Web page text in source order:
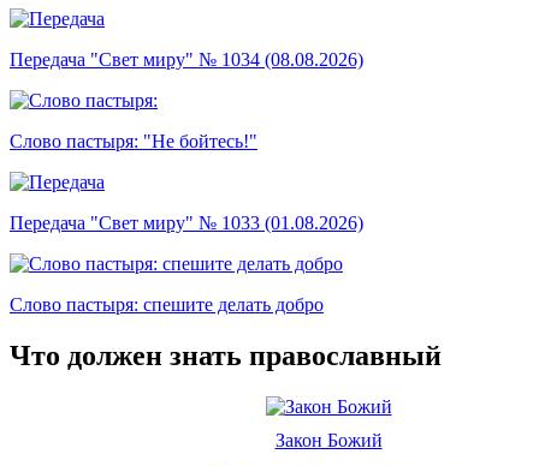
Передача "Свет миру" № 1034 (08.08.2026)
Слово пастыря: "Не бойтесь!"
Передача "Свет миру" № 1033 (01.08.2026)
Слово пастыря: спешите делать добро
Что должен знать православный
Закон Божий